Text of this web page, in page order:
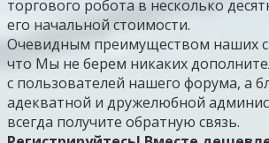
торгового робота в несколько
его начальной стоимости.
Очевидным преимуществом наших
что Мы не берем никаких
с пользователей нашего форума, а
адекватной и дружелюбной
всегда получите обратную связь.